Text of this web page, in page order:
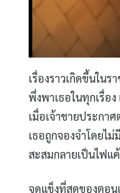
เรื่องราวเกิดขึ้นใน
พึ่งพาเธอในทุกเรื่อ
เมื่อเจ้าชายประกา
เธอถูกจองจำโดยไ
สะสมกลายเป็นไฟแ
จุดแข็งที่สุดของตอน